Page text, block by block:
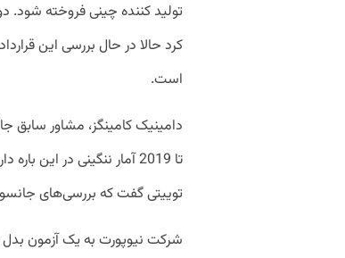
تولید کننده چینی فروخته
کرد حالا در حال بررسی این
است.
تا 2019 آمار ننگینی در
توییتی گفت که بررسی‌های
شرکت نیوپورت به یک آزمون